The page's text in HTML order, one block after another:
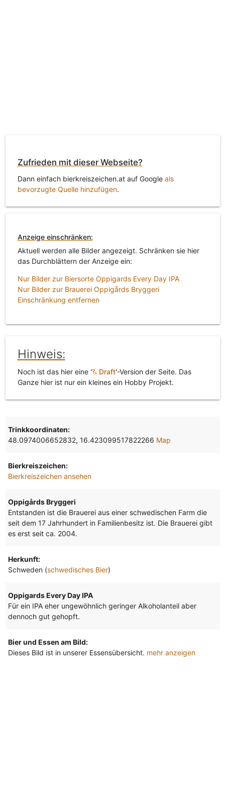
Zufrieden mit dieser Webseite?
Dann einfach bierkreiszeichen.at auf Google als
bevorzugte Quelle hinzufügen.
Anzeige einschränken:
Aktuell werden alle Bilder angezeigt. Schränken sie hier
das Durchblättern der Anzeige ein:
Nur Bilder zur Biersorte Oppigards Every Day IPA
Nur Bilder zur Brauerei Oppigårds Bryggeri
Einschränkung entfernen
Hinweis:
Noch ist das hier eine ' Draft'-Version der Seite. Das
Ganze hier ist nur ein kleines ein Hobby Projekt.
Trinkkoordinaten:
48.0974006652832, 16.423099517822266 Map
Bierkreiszeichen:
Bierkreiszeichen ansehen
Oppigårds Bryggeri
Entstanden ist die Brauerei aus einer schwedischen Farm die
seit dem 17 Jahrhundert in Familienbesitz ist. Die Brauerei gibt
es erst seit ca. 2004.
Herkunft:
Schweden (schwedisches Bier)
Oppigards Every Day IPA
Für ein IPA eher ungewöhnlich geringer Alkoholanteil aber
dennoch gut gehopft.
Bier und Essen am Bild:
Dieses Bild ist in unserer Essensübersicht. mehr anzeigen